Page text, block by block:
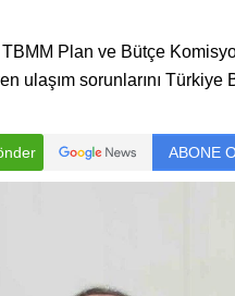
Plan ve Bütçe
ulaşım sorunlarını
ABONE